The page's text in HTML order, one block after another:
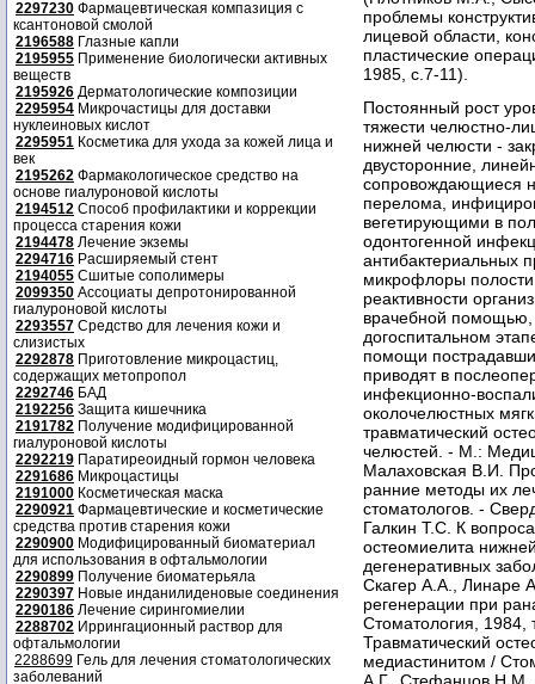
2297230 Фармацевтическая компазиция с
ксантоновой смолой
2196588 Глазные капли
2195955 Применение биологически активных
веществ
2195926 Дерматологические композиции
2295954 Микрочастицы для доставки
нуклеиновых кислот
2295951 Косметика для ухода за кожей лица и
век
2195262 Фармакологическое средство на
основе гиалуроновой кислоты
2194512 Способ профилактики и коррекции
процесса старения кожи
2194478 Лечение экземы
2294716 Расширяемый стент
2194055 Сшитые сополимеры
2099350 Ассоциаты депротонированной
гиалуроновой кислоты
2293557 Средство для лечения кожи и
слизистых
2292878 Приготовление микроцастиц,
содержащих метопропол
2292746 БАД
2192256 Защита кишечника
2191782 Получение модифицированной
гиалуроновой кислоты
2292219 Паратиреоидный гормон человека
2291686 Микроцастицы
2191000 Косметическая маска
2290921 Фармацевтические и косметические
средства против старения кожи
2290900 Модифицированный биоматериал
для использования в офтальмологии
2290899 Получение биоматерьяла
2290397 Новые инданилиденовые соединения
2290186 Лечение сирингомиелии
2288702 Иррингационный раствор для
офтальмологии
2288699 Гель для лечения стоматологических
заболеваний
проблемы
лицевой области,
пластические
1985, с.7-11).
Постоянный рост
тяжести челюстно-
нижней челюсти -
двусторонние,
сопровождающиеся
перелома,
вегетирующими в
одонтогенной
антибактериальных
микрофлоры
реактивности
врачебной
догоспитальном
помощи
приводят в
инфекционно-
околочелюстных
травматический
челюстей. - М.:
Малаховская В.И.
ранние методы их
стоматологов. -
Галкин Т.С. К
остеомиелита
дегенеративных
Скагер А.А., Линаре
регенерации при
Стоматология,
Травматический
медиастинитом /